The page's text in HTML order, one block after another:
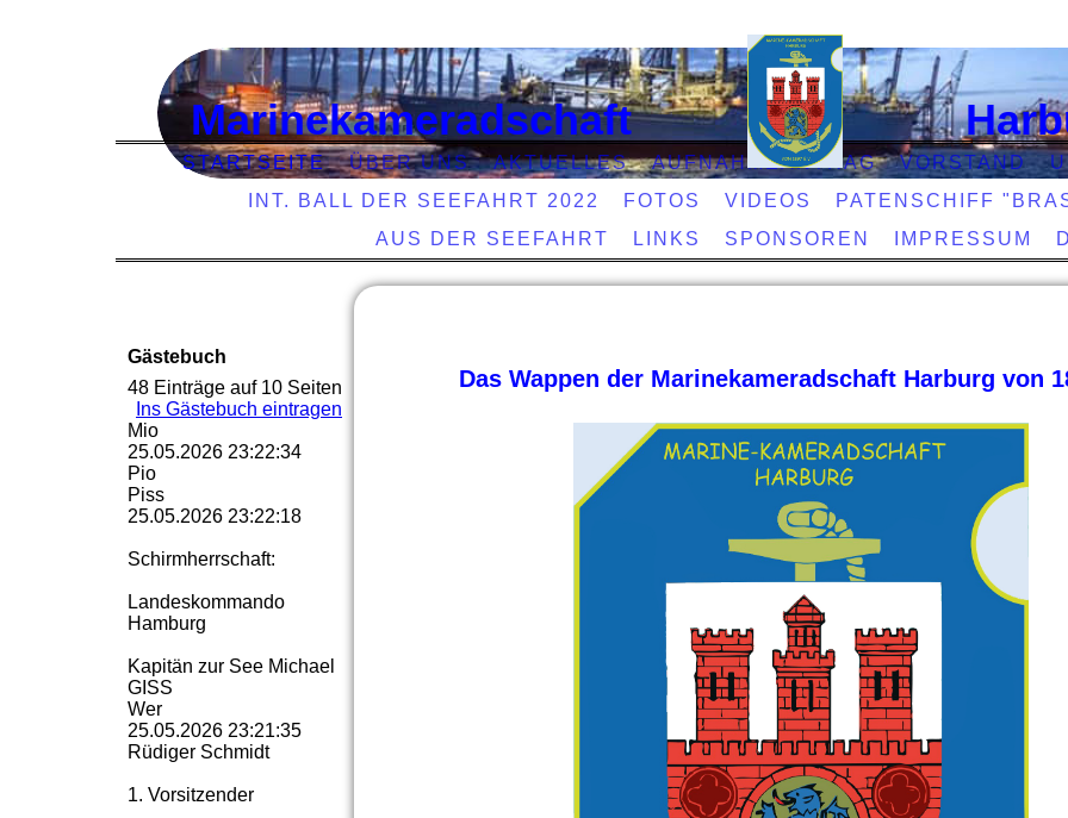
Marinekameradschaft
STARTSEITE ÜBER UNS AKTUELLES AUFNAHMEANTRAG VORSTAND
INT. BALL DER SEEFAHRT 2022
FOTOS VIDEOS
PATENSCHIFF
AUS DER SEEFAHRT
LINKS SPONSOREN IMPRESSUM
Das Wappen der Marinekameradschaft Harburg von
Gästebuch
48 Einträge auf 10 Seiten
Ins Gästebuch eintragen
Mio
25.05.2026 23:22:34
Pio
Piss
25.05.2026 23:22:18
Schirmherrschaft:
Landeskommando
Hamburg
Kapitän zur See Michael
GISS
Wer
25.05.2026 23:21:35
Rüdiger Schmidt
1. Vorsitzender